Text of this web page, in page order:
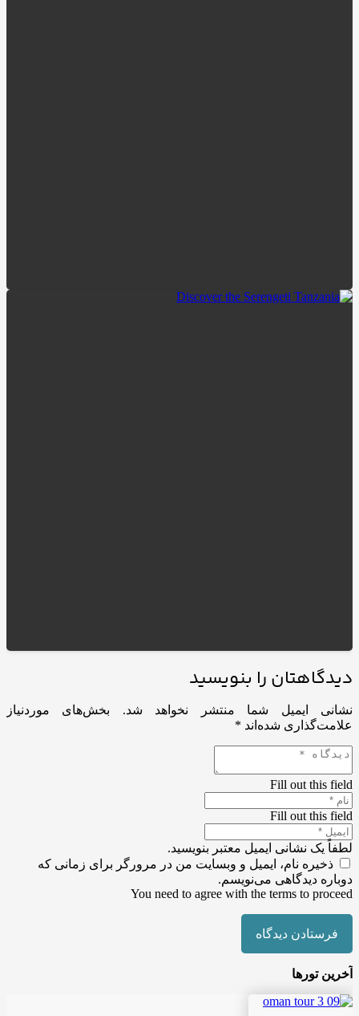
دیدگاهتان را بنویسید
نشانی ایمیل شما منتشر نخواهد شد.
بخش‌های موردنیاز
علامت‌گذاری شده‌اند *
Fill out this field
Fill out this field
لطفاً یک نشانی ایمیل معتبر بنویسید.
ذخیره نام، ایمیل و وبسایت من در مرورگر برای زمانی که
دوباره دیدگاهی می‌نویسم.
You need to agree with the terms to proceed
فرستادن دیدگاه
آخرین تورها